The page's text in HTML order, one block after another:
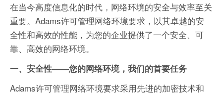
在当今高度信息化的时代，网络环境的安全与效率至关
重要。Adams许可管理网络环境要求，以其卓越的安
全性和高效的性能，为您的企业提供了一个安全、可
靠、高效的网络环境。
一、安全性——您的网络环境，我们的首要任务
Adams许可管理网络环境要求采用先进的加密技术和